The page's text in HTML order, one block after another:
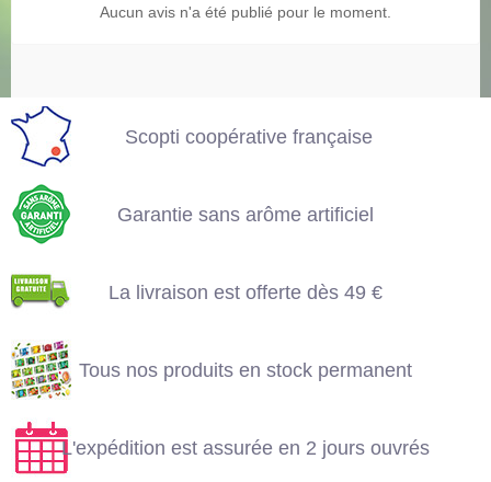
Aucun avis n'a été publié pour le moment.
Scopti coopérative
Scopti coopérative française
Garantie sans arôme
artificiel
Garantie sans arôme artificiel
La livraison est offerte
dès 49 €
La livraison est offerte dès 49 €
Tous nos produits en
stock permanent
Tous nos produits en stock permanent
L'expédition est
assurée en 2 jours
ouvrés
L'expédition est assurée en 2 jours ouvrés
Votre règlement en
toute sécurité